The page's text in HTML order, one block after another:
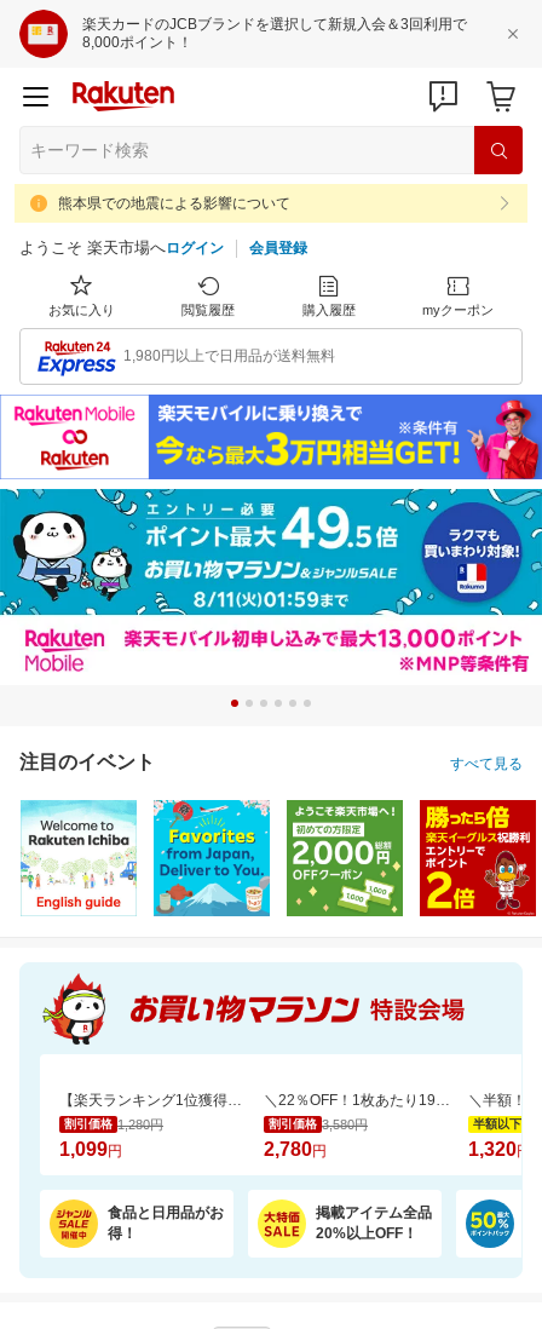
楽天カードのJCBブランドを選択して新規入会＆3回利用で
8,000ポイント！
熊本県での地震による影響について
ようこそ 楽天市場へログイン 会員登録
お気に入り 閲覧履歴 購入履歴 myクーポン
1,980円以上で日用品が送料無料
注目のイベント すべて見る
【楽天ランキング1位獲得！】靴下に貼れるお名前シール大容量66個 選べる3色セット
割引価格 1,280円
1,099円
＼22％OFF！1枚あたり19円～／ふわもちタッチ！Genki！パンツ 3個セット
割引価格 3,580円
2,780円
半額以下
1,320円
食品と日用品がお
得！
掲載アイテム全品
20%以上OFF！